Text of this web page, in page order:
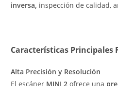
inversa, inspección de calidad,
Características Principales
Alta Precisión y Resolución
El escáner MINI 2 ofrece una